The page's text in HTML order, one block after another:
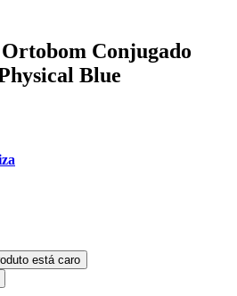
Conjugado
Blue
está caro